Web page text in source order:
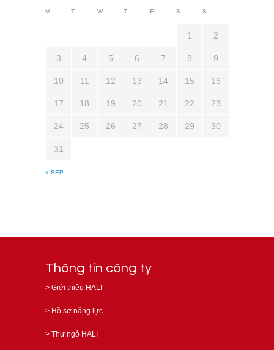
M T W T F S S
« SEP
1 2
3 4 5 6 7 8 9
10 11 12 13 14 15 16
17 18 19 20 21 22 23
24 25 26 27 28 29 30
31
Thông tin công ty
> Giới thiệu HALI
> Hồ sơ năng lực
> Thư ngỏ HALI